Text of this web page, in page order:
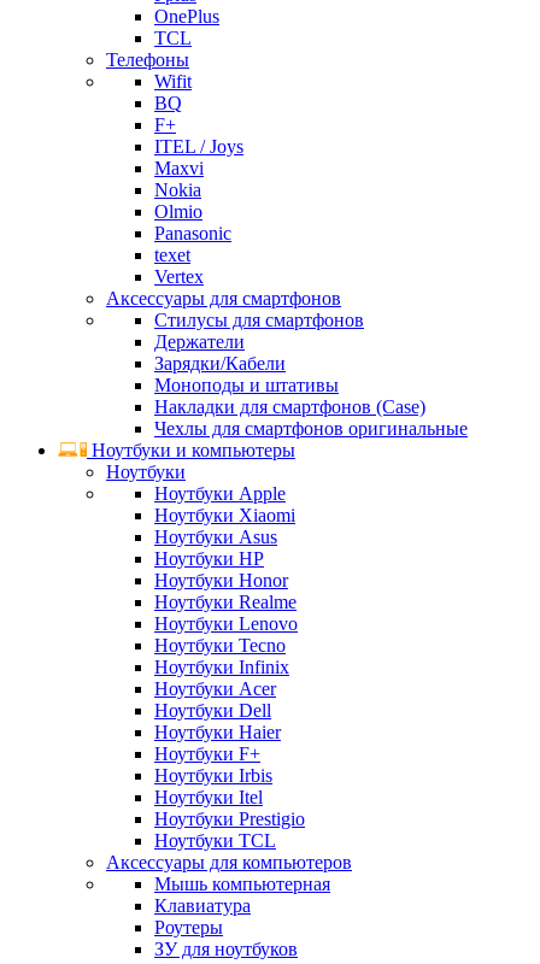
OnePlus
TCL
Телефоны
Wifit
BQ
F+
ITEL / Joys
Maxvi
Nokia
Olmio
Panasonic
texet
Vertex
Аксессуары для смартфонов
Стилусы для смартфонов
Держатели
Зарядки/Кабели
Моноподы и штативы
Накладки для смартфонов (Case)
Чехлы для смартфонов оригинальные
Ноутбуки и компьютеры
Ноутбуки
Ноутбуки Apple
Ноутбуки Xiaomi
Ноутбуки Asus
Ноутбуки HP
Ноутбуки Honor
Ноутбуки Realme
Ноутбуки Lenovo
Ноутбуки Tecno
Ноутбуки Infinix
Ноутбуки Acer
Ноутбуки Dell
Ноутбуки Haier
Ноутбуки F+
Ноутбуки Irbis
Ноутбуки Itel
Ноутбуки Prestigio
Ноутбуки TCL
Аксессуары для компьютеров
Мышь компьютерная
Клавиатура
Роутеры
ЗУ для ноутбуков